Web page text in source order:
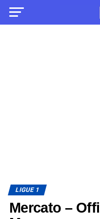
LIGUE 1
Mercato –